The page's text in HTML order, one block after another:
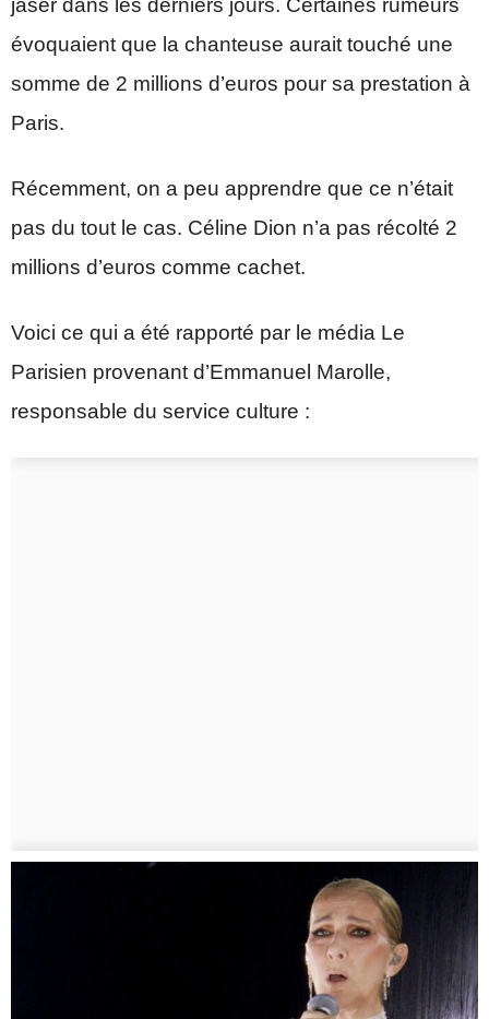
jaser dans les derniers jours. Certaines rumeurs
évoquaient que la chanteuse aurait touché une
somme de 2 millions d’euros pour sa prestation à
Paris.
Récemment, on a peu apprendre que ce n’était
pas du tout le cas. Céline Dion n’a pas récolté 2
millions d’euros comme cachet.
Voici ce qui a été rapporté par le média Le
Parisien provenant d’Emmanuel Marolle,
responsable du service culture :